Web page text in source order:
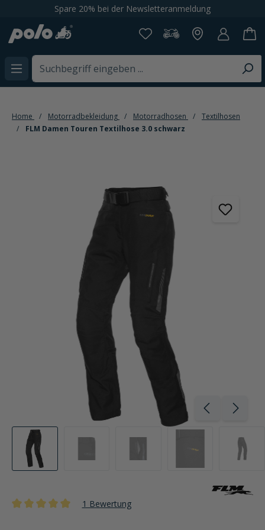
springenSpare 20% bei der Newsletteranmeldung
Home Motorradbekleidung Motorradhosen
Textilhosen
FLM Damen Touren Textilhose 3.0 schwarz
Bildergalerie überspringen
1 Bewertung